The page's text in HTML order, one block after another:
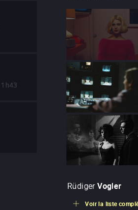
1h43
Rüdiger Vogler
Voir la liste